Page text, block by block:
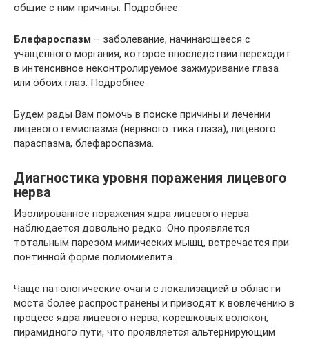
общие с ним причины. Подробнее
Блефароспазм – заболевание, начинающееся с
учащенного моргания, которое впоследствии переходит
в интенсивное неконтролируемое зажмуривание глаза
или обоих глаз. Подробнее
Будем рады Вам помочь в поиске причины и лечении
лицевого гемиспазма (нервного тика глаза), лицевого
параспазма, блефароспазма.
Диагностика уровня поражения лицевого
нерва
Изолированное поражения ядра лицевого нерва
наблюдается довольно редко. Оно проявляется
тотальным парезом мимических мышц, встречается при
понтинной форме полиомиелита.
Чаще патологические очаги с локализацией в области
моста более распространены и приводят к вовлечению в
процесс ядра лицевого нерва, корешковых волокон,
пирамидного пути, что проявляется альтернирующим